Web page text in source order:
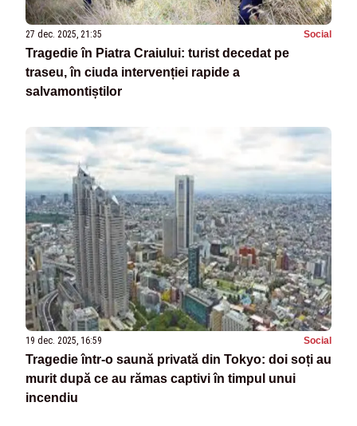
27 dec. 2025, 21:35 Social
Tragedie în Piatra Craiului: turist decedat pe
traseu, în ciuda intervenției rapide a
salvamontiștilor
19 dec. 2025, 16:59 Social
Tragedie într-o saună privată din Tokyo: doi soți au
murit după ce au rămas captivi în timpul unui
incendiu